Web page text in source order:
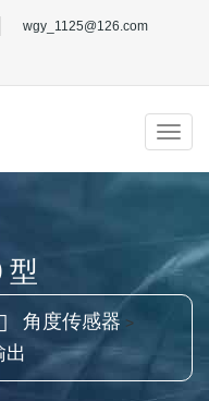
wgy_1125@126.com
型
角度传感器 >
出